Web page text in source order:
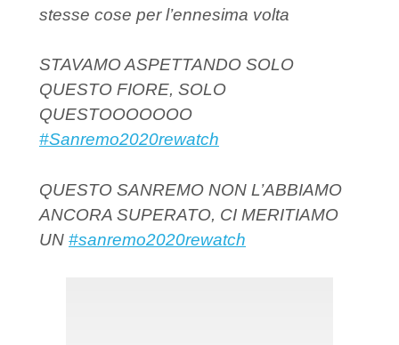
stesse cose per l’ennesima volta
STAVAMO ASPETTANDO SOLO
QUESTO FIORE, SOLO
QUESTOOOOOOO
#Sanremo2020rewatch
QUESTO SANREMO NON L’ABBIAMO
ANCORA SUPERATO, CI MERITIAMO
UN #sanremo2020rewatch